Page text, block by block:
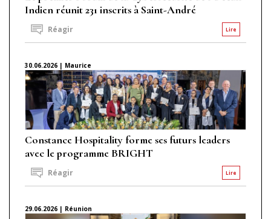
Indien réunit 231 inscrits à Saint-André
Lire
Réagir
30.06.2026 | Maurice
Constance Hospitality forme ses futurs leaders
avec le programme BRIGHT
Lire
Réagir
29.06.2026 | Réunion